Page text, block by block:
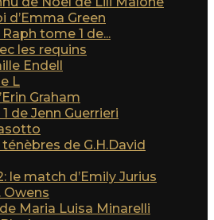
d’Emma Green
tome 1 de...
les requins
Endell
L
Graham
de Jenn Guerrieri
de G.H.David
le match d’Emily Jurius
Owens
Maria Luisa Minarelli